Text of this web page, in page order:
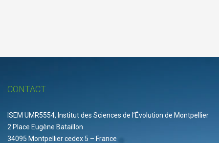
CONTACT
ISEM UMR5554, Institut des Sciences de l’Évolution de Montpellier
2 Place Eugène Bataillon
34095 Montpellier cedex 5 – France